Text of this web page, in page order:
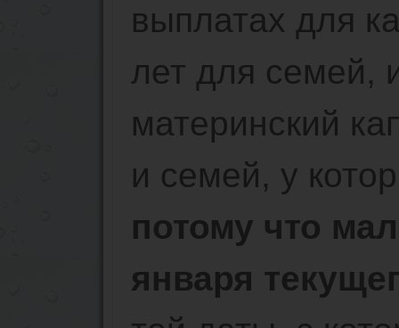
выплатах для
лет для семей,
материнский
и семей, у
потому что
января